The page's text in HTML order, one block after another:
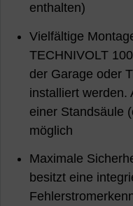
enthalten)
Vielfältige
TECHNIVOLT
der Garage oder
installiert werden.
einer Standsäule
möglich
Maximale
besitzt eine